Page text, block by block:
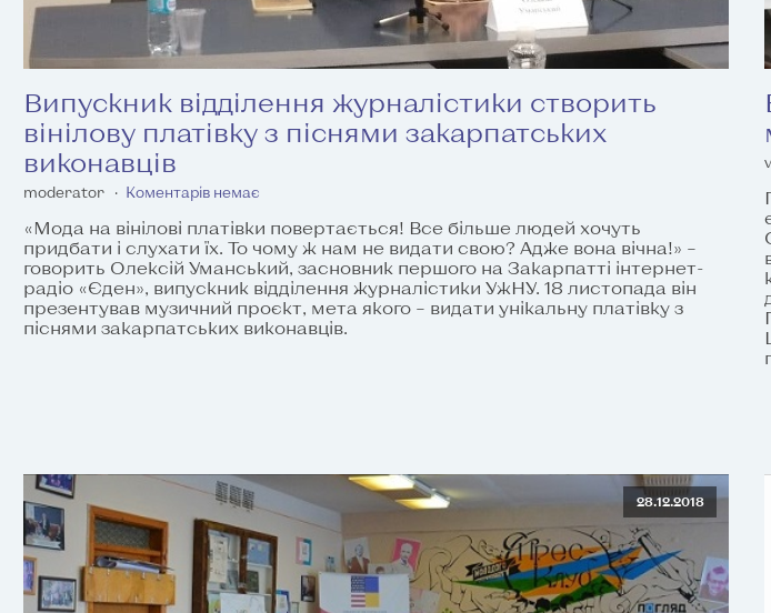
Випускник відділення журналістики створить
вінілову платівку з піснями закарпатських
виконавців
moderator Коментарів немає
«Мода на вінілові платівки повертається! Все більше людей хочуть
придбати і слухати їх. То чому ж нам не видати свою? Адже вона вічна!» –
говорить Олексій Уманський, засновник першого на Закарпатті інтернет-
радіо «Єден», випускник відділення журналістики УжНУ. 18 листопада він
презентував музичний проєкт, мета якого – видати унікальну платівку з
піснями закарпатських виконавців.
28.12.2018